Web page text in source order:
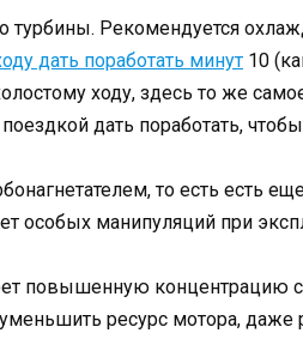
турбины. Рекомендуется
дать поработать минут 10
ходу, здесь то же
дать поработать, чтобы
то есть есть
особых манипуляций при
повышенную концентрацию
ресурс мотора,